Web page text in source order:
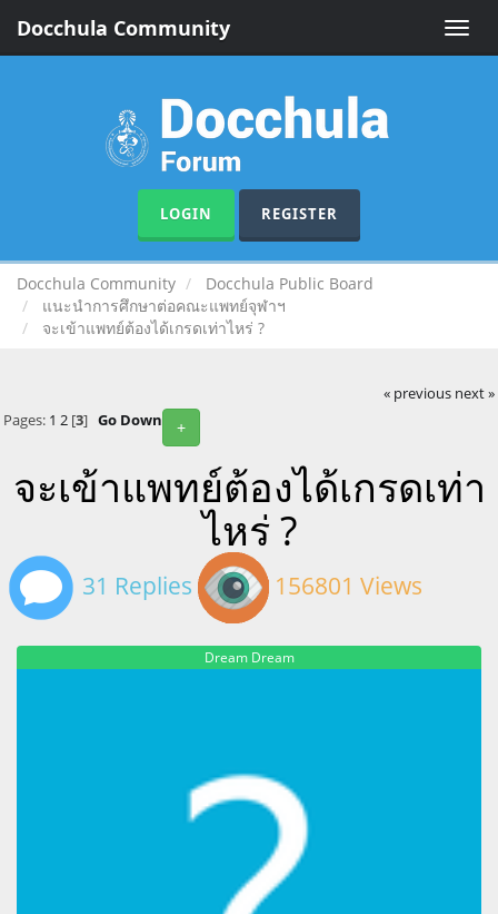
Toggle
Docchula Community
LOGIN REGISTER
Docchula Community
Docchula Public Board
แนะนำการศึกษาต่อคณะแพทย์จุฬาฯ
จะเข้าแพทย์ต้องได้เกรดเท่าไหร่ ?
« previous next »
+
Pages: 1 2[3] Go Down
จะเข้าแพทย์ต้องได้เกรดเท่า
ไหร่ ?
31 Replies 156801 Views
Dream Dream